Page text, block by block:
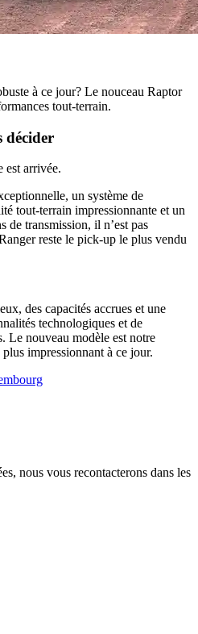
à ce jour? Le nouceau Raptor
tout-terrain.
décider
est arrivée.
un système de
tout-terrain impressionnante et un
de transmission, il n’est pas
reste le pick-up le plus vendu
des capacités accrues et une
technologiques et de
Le nouveau modèle est notre
impressionnant à ce jour.
nous vous recontacterons dans les